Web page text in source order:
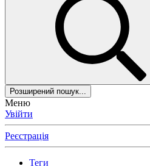
Розширений пошук...
Меню
Увійти
Реєстрація
Теги